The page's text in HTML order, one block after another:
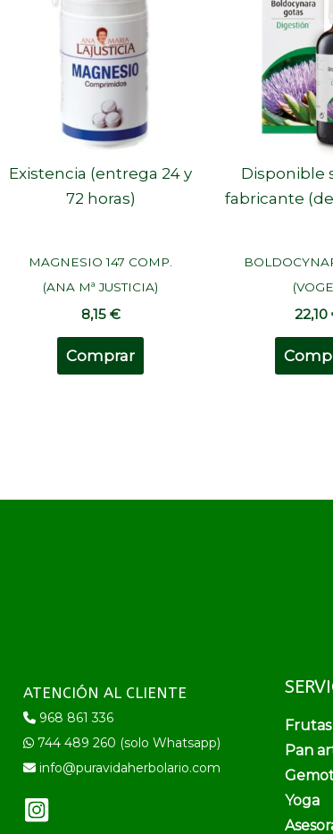
Existencia (entrega 24 y
72 horas)
MAGNESIO 147 COMP.
(ANA Mª JUSTICIA)
8,15 €
Comprar
Disponible
fabricante (de
22,10
ATENCIÓN AL CLIENTE
968 861 336
744 489 260 (solo Whatsapp)
info@puravidaherbolario.com
Pan
Yoga